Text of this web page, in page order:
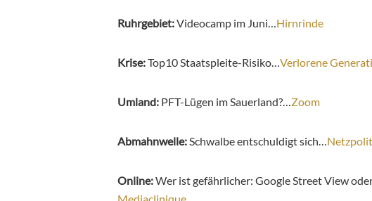
Ruhrgebiet:Videocamp im Juni… Hirnrinde
Krise:Top10 Staatspleite-Risiko… Verlorene
Umland: PFT-Lügen im Sauerland?… Zoom
Abmahnwelle: Schwalbe entschuldigt sich…
Online:Wer ist gefährlicher: Google Street View